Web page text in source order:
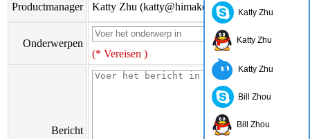
Productmanager Katty Zhu (katty@himakecable.com)
Onderwerpen
(* Vereisen )
Bericht
Katty Zhu
Katty Zhu
Katty Zhu
Bill Zhou
Bill Zhou